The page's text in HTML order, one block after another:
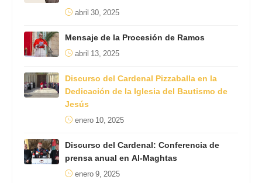
abril 30, 2025
Mensaje de la Procesión de Ramos
abril 13, 2025
Discurso del Cardenal Pizzaballa en la
Dedicación de la Iglesia del Bautismo de
Jesús
enero 10, 2025
Discurso del Cardenal: Conferencia de
prensa anual en Al-Maghtas
enero 9, 2025